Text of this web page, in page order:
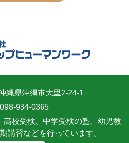
縄県沖縄市大里2-24-1
098-934-0365
高校受検、中学受検の塾、幼児教
講習などを行っています。